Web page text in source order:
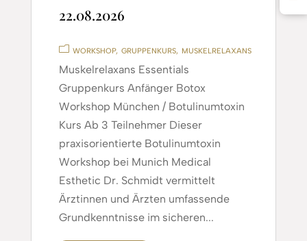
22.08.2026
WORKSHOP GRUPPENKURS MUSKELRELAXANS
Muskelrelaxans Essentials
Gruppenkurs Anfänger Botox
Workshop München / Botulinumtoxin
Kurs Ab 3 Teilnehmer Dieser
praxisorientierte Botulinumtoxin
Workshop bei Munich Medical
Esthetic Dr. Schmidt vermittelt
Ärztinnen und Ärzten umfassende
Grundkenntnisse im sicheren...